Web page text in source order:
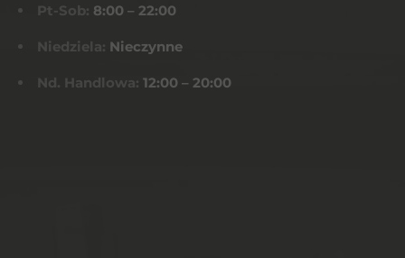
Pt-Sob: 8:00 – 22:00
Niedziela: Nieczynne
Nd. Handlowa: 12:00 – 20:00